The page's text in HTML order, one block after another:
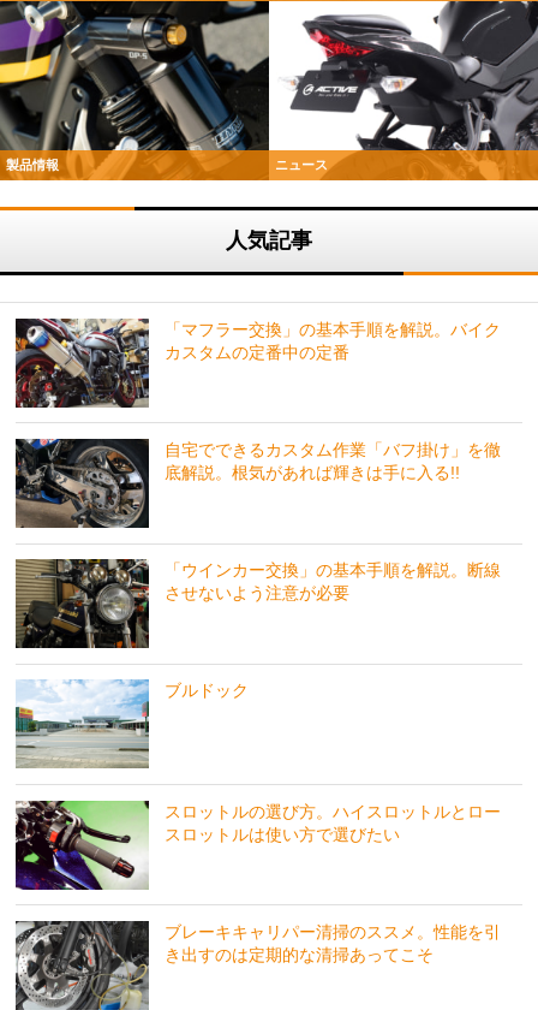
製品情報 ニュース
人気記事
「マフラー交換」の基本手順を解説。バイク
カスタムの定番中の定番
自宅でできるカスタム作業「バフ掛け」を徹
底解説。根気があれば輝きは手に入る!!
「ウインカー交換」の基本手順を解説。断線
させないよう注意が必要
ブルドック
スロットルの選び方。ハイスロットルとロー
スロットルは使い方で選びたい
ブレーキキャリパー清掃のススメ。性能を引
き出すのは定期的な清掃あってこそ